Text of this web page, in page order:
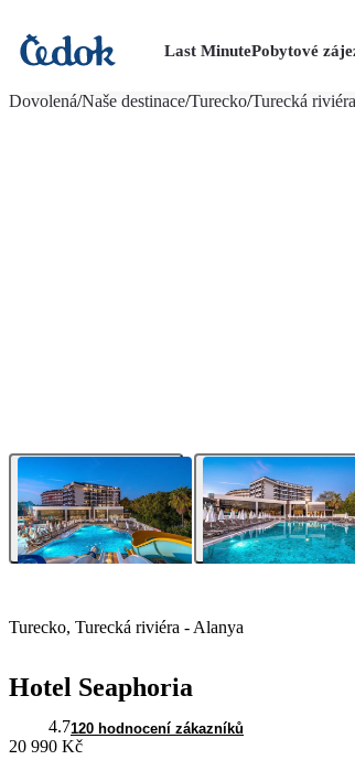
Last MinutePobytové
Dovolená/Naše destinace/Turecko/Turecká
Turecko, Turecká riviéra - Alanya
Hotel Seaphoria
4.7120 hodnocení zákazníků
20 990 Kč